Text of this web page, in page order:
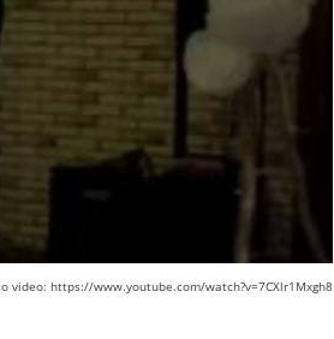
video: https://www.youtube.com/watch?v=7CXlr1Mxgh8